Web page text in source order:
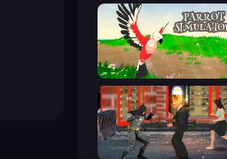
Parrot Simulator
Bat Hero: Immortal Legend Crime Fighter